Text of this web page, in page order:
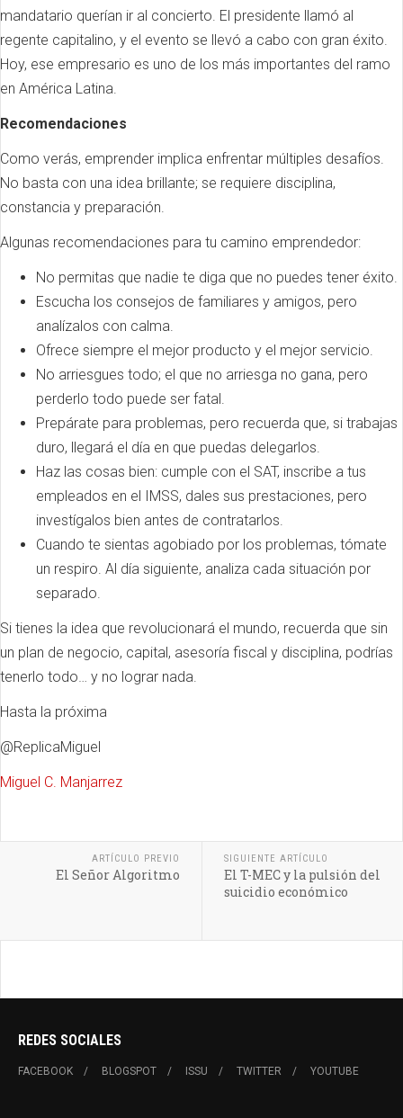
mandatario querían ir al concierto. El presidente llamó al
regente capitalino, y el evento se llevó a cabo con gran éxito.
Hoy, ese empresario es uno de los más importantes del ramo
en América Latina.
Recomendaciones
Como verás, emprender implica enfrentar múltiples desafíos.
No basta con una idea brillante; se requiere disciplina,
constancia y preparación.
Algunas recomendaciones para tu camino emprendedor:
No permitas que nadie te diga que no puedes tener éxito.
Escucha los consejos de familiares y amigos, pero
analízalos con calma.
Ofrece siempre el mejor producto y el mejor servicio.
No arriesgues todo; el que no arriesga no gana, pero
perderlo todo puede ser fatal.
Prepárate para problemas, pero recuerda que, si trabajas
duro, llegará el día en que puedas delegarlos.
Haz las cosas bien: cumple con el SAT, inscribe a tus
empleados en el IMSS, dales sus prestaciones, pero
investígalos bien antes de contratarlos.
Cuando te sientas agobiado por los problemas, tómate
un respiro. Al día siguiente, analiza cada situación por
separado.
Si tienes la idea que revolucionará el mundo, recuerda que sin
un plan de negocio, capital, asesoría fiscal y disciplina, podrías
tenerlo todo… y no lograr nada.
Hasta la próxima
@ReplicaMiguel
Miguel C. Manjarrez
ARTÍCULO PREVIO
El Señor Algoritmo
SIGUIENTE ARTÍCULO
El T-MEC y la pulsión del
suicidio económico
REDES SOCIALES
FACEBOOK BLOGSPOT ISSU TWITTER YOUTUBE